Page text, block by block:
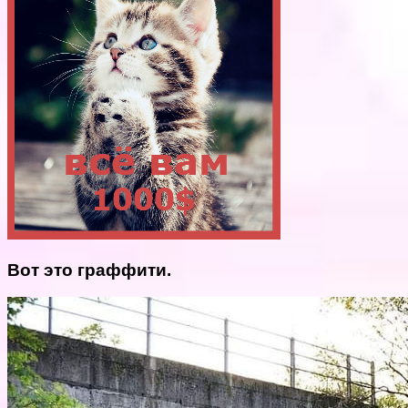
Вот это граффити.